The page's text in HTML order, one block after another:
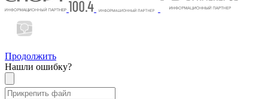
Продолжить
Нашли ошибку?